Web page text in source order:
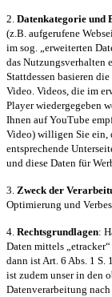
2. Datenkategorie und
(z.B. aufgerufene
im sog. „erweiterten
das Nutzungsverhalten
Stattdessen basieren
Video. Videos, die im
Player wiedergegeben
Ihnen auf YouTube
Video) willigen Sie ein,
entsprechende
und diese Daten für
3. Zweck der
Optimierung und
4. Rechtsgrundlagen:
Daten mittels
dann ist Art. 6 Abs. 1 S.
ist zudem unser in den
Datenverarbeitung